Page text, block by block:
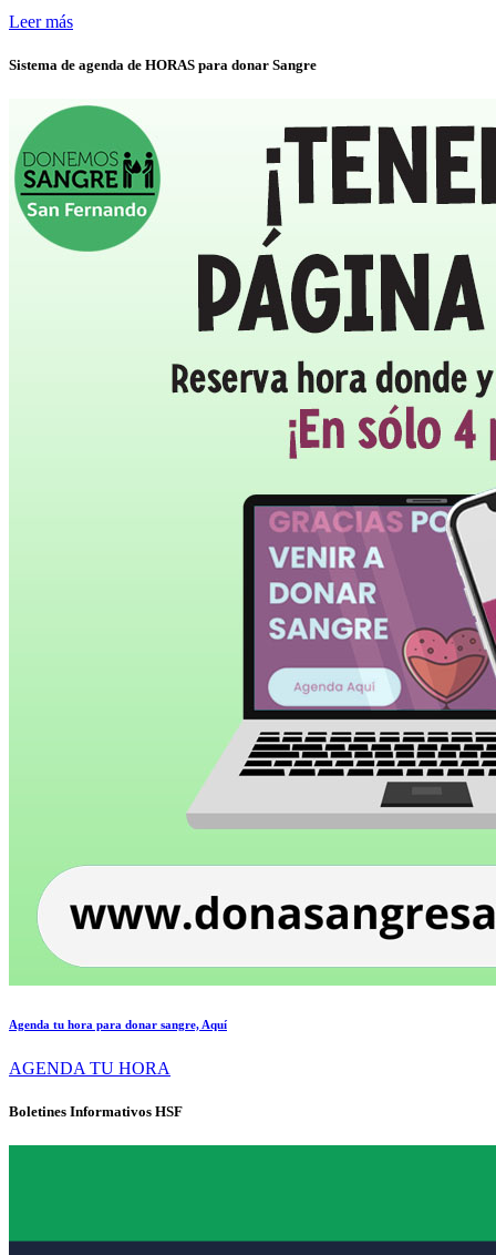
Leer más
Sistema de agenda de HORAS para donar Sangre
Agenda tu hora para donar sangre, Aquí
AGENDA TU HORA
Boletines Informativos HSF